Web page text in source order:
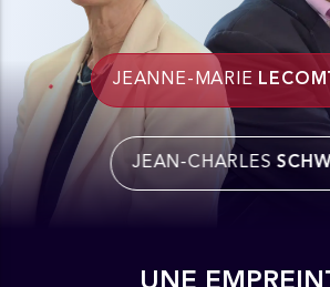
JEANNE-MARIE
JEAN-CHARLES